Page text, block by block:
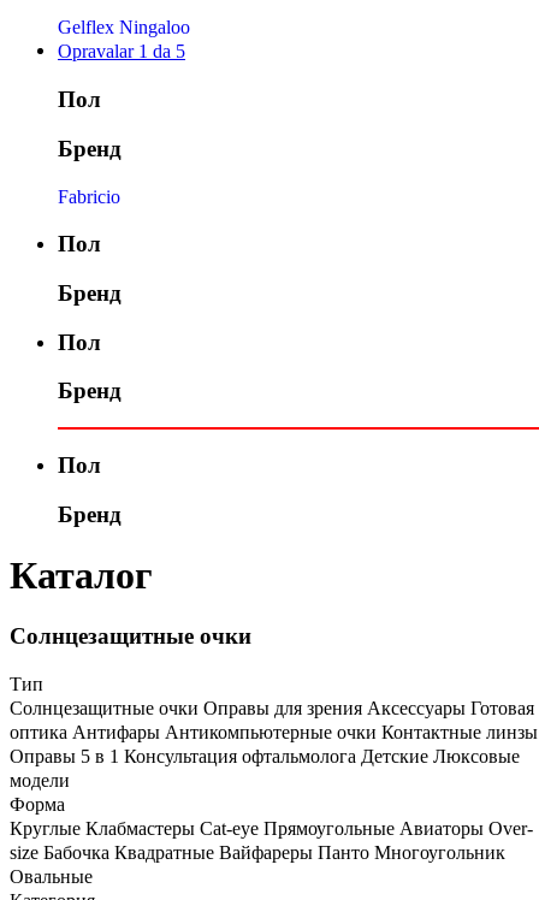
Gelflex Ningaloo
Opravalar 1 da 5
Пол
Бренд
Fabricio
Пол
Бренд
Пол
Бренд
Пол
Бренд
Каталог
Солнцезащитные очки
Тип
Солнцезащитные очки Оправы для зрения Аксессуары Готовая
оптика Антифары Антикомпьютерные очки Контактные линзы
Оправы 5 в 1 Консультация офтальмолога Детские Люксовые
модели
Форма
Круглые Клабмастеры Cat-eye Прямоугольные Авиаторы Over-
size Бабочка Квадратные Вайфареры Панто Многоугольник
Овальные